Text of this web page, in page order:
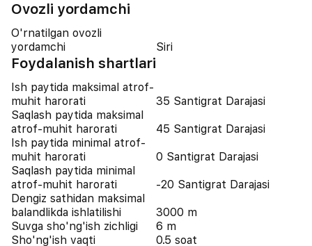
Ovozli yordamchi
O'rnatilgan ovozli
yordamchi
Siri
Foydalanish shartlari
Ish paytida maksimal atrof-
muhit harorati
35 Santigrat Darajasi
Saqlash paytida maksimal
atrof-muhit harorati
45 Santigrat Darajasi
Ish paytida minimal atrof-
muhit harorati
0 Santigrat Darajasi
Saqlash paytida minimal
atrof-muhit harorati
-20 Santigrat Darajasi
Dengiz sathidan maksimal
balandlikda ishlatilishi
3000 m
Suvga sho'ng'ish zichligi
6 m
Sho'ng'ish vaqti
0.5 soat